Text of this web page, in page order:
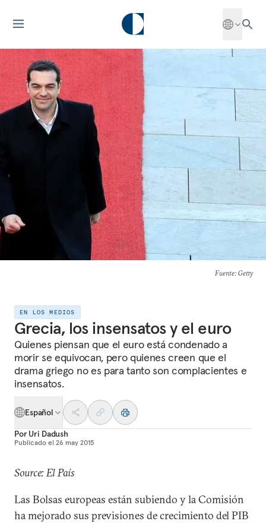
Fuente: Getty
EN LOS MEDIOS
Grecia, los insensatos y el euro
Quienes piensan que el euro está condenado a
morir se equivocan, pero quienes creen que el
drama griego no es para tanto son complacientes e
insensatos.
Español
PorUri Dadush
Publicado el 26 may 2015
Source: El País
Las Bolsas europeas están subiendo y la Comisión
ha mejorado sus previsiones de crecimiento del PIB